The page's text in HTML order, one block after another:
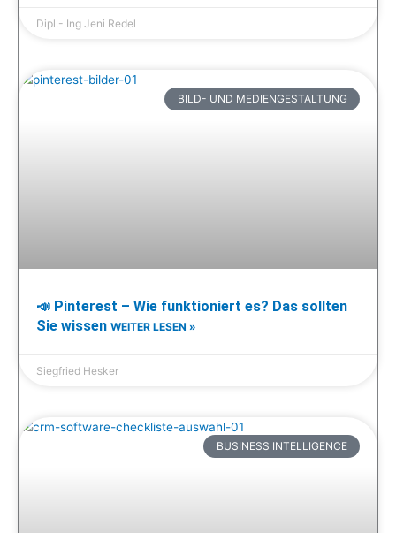
Dipl.- Ing Jeni Redel
BILD- UND MEDIENGESTALTUNG
📣 Pinterest – Wie funktioniert es? Das sollten
Sie wissen WEITER LESEN »
Siegfried Hesker
BUSINESS INTELLIGENCE